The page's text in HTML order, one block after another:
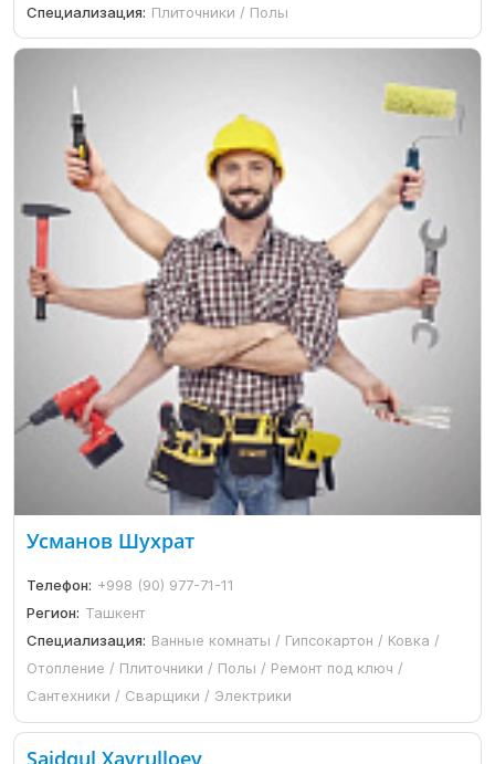
Специализация: Плиточники / Полы
Усманов Шухрат
Телефон: +998 (90) 977-71-11
Регион: Ташкент
Специализация: Ванные комнаты / Гипсокартон / Ковка /
Отопление / Плиточники / Полы / Ремонт под ключ /
Сантехники / Сварщики / Электрики
Saidqul Xayrulloev